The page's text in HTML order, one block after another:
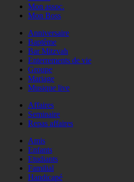
Mon assoc.
Mon Boss
Anniversaire
Baptême
Bar Mitzvah
Enterrements de vie
Groupe
Mariage
Musique live
Affaires
Seminaire
Repas affaires
Amis
Enfants
Etudiants
Familial
Handicapé